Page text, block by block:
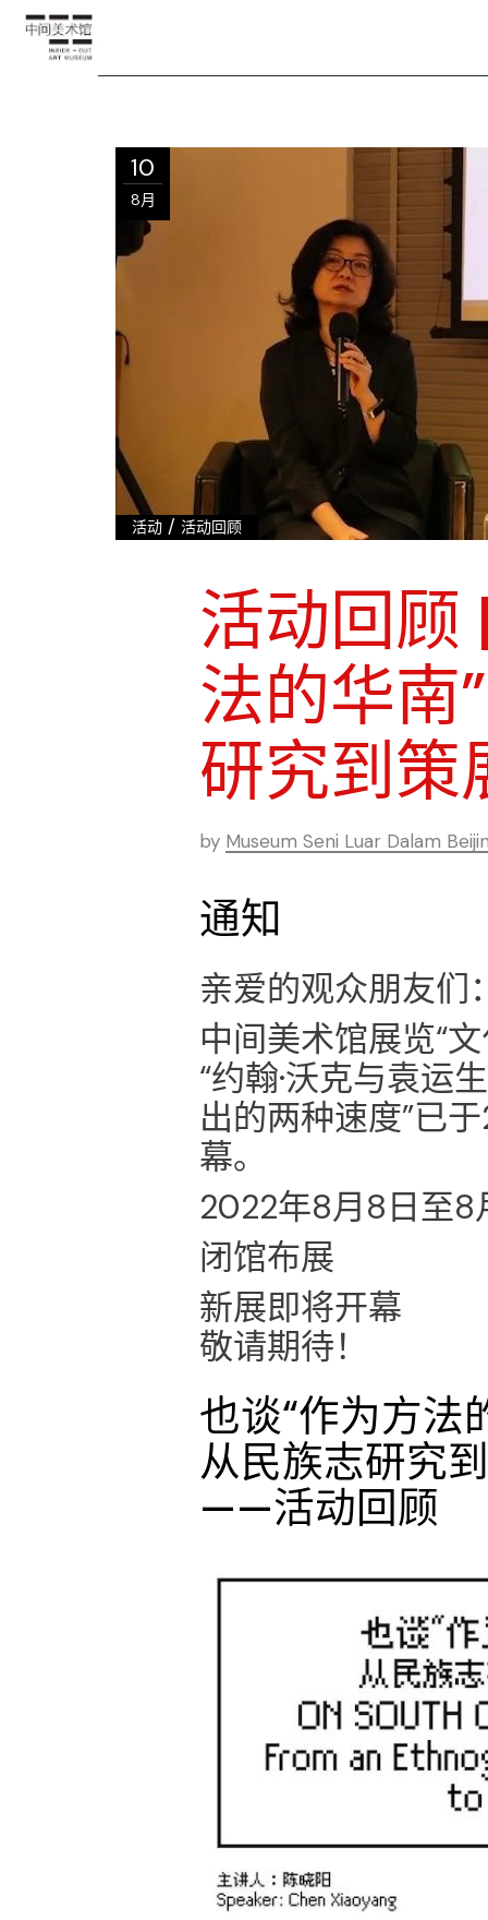
10
8月
活动 / 活动回顾
活动回顾
法的华南
研究到策
by Museum Seni Luar Dalam
通知
亲爱的观众朋友们
中间美术馆展览“
“约翰·沃克与袁运
出的两种速度”已
幕。
2022年8月8日至8
闭馆布展
新展即将开幕
敬请期待！
也谈“作为方法
从民族志研究
——活动回顾